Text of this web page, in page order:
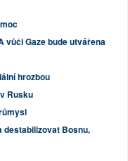
vůči Gaze bude utvářena
hrozbou
Rusku
destabilizovat Bosnu,